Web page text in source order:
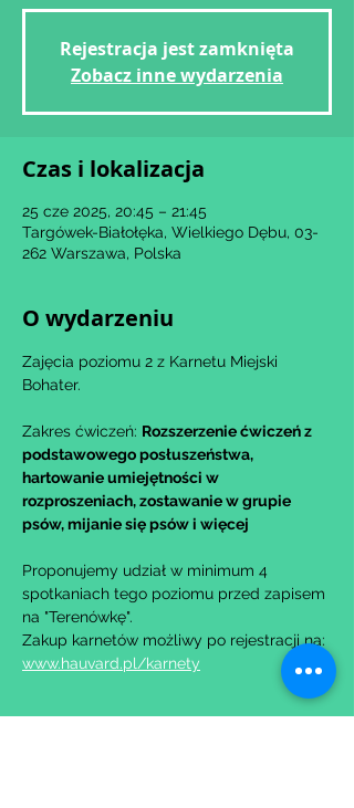
Rejestracja jest zamknięta
Zobacz inne wydarzenia
Czas i lokalizacja
25 cze 2025, 20:45 – 21:45
Targówek-Białołęka, Wielkiego Dębu, 03-
262 Warszawa, Polska
O wydarzeniu
Zajęcia poziomu 2 z Karnetu Miejski
Bohater.
Zakres ćwiczeń: Rozszerzenie ćwiczeń z
podstawowego posłuszeństwa,
hartowanie umiejętności w
rozproszeniach, zostawanie w grupie
psów, mijanie się psów i więcej
Proponujemy udział w minimum 4
spotkaniach tego poziomu przed zapisem
na "Terenówkę".
Zakup karnetów możliwy po rejestracji na:
www.hauvard.pl/karnety